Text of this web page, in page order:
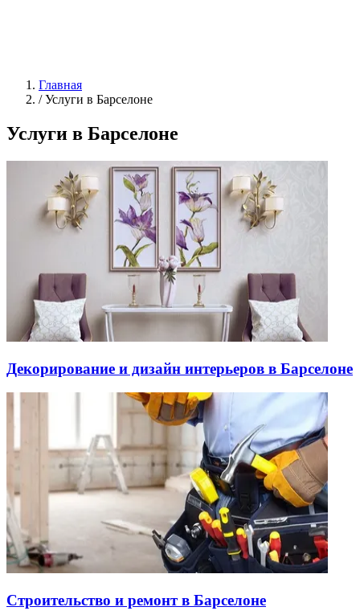
Главная
/ Услуги в Барселоне
Услуги в Барселоне
Декорирование и дизайн интерьеров в Барселоне
Строительство и ремонт в Барселоне